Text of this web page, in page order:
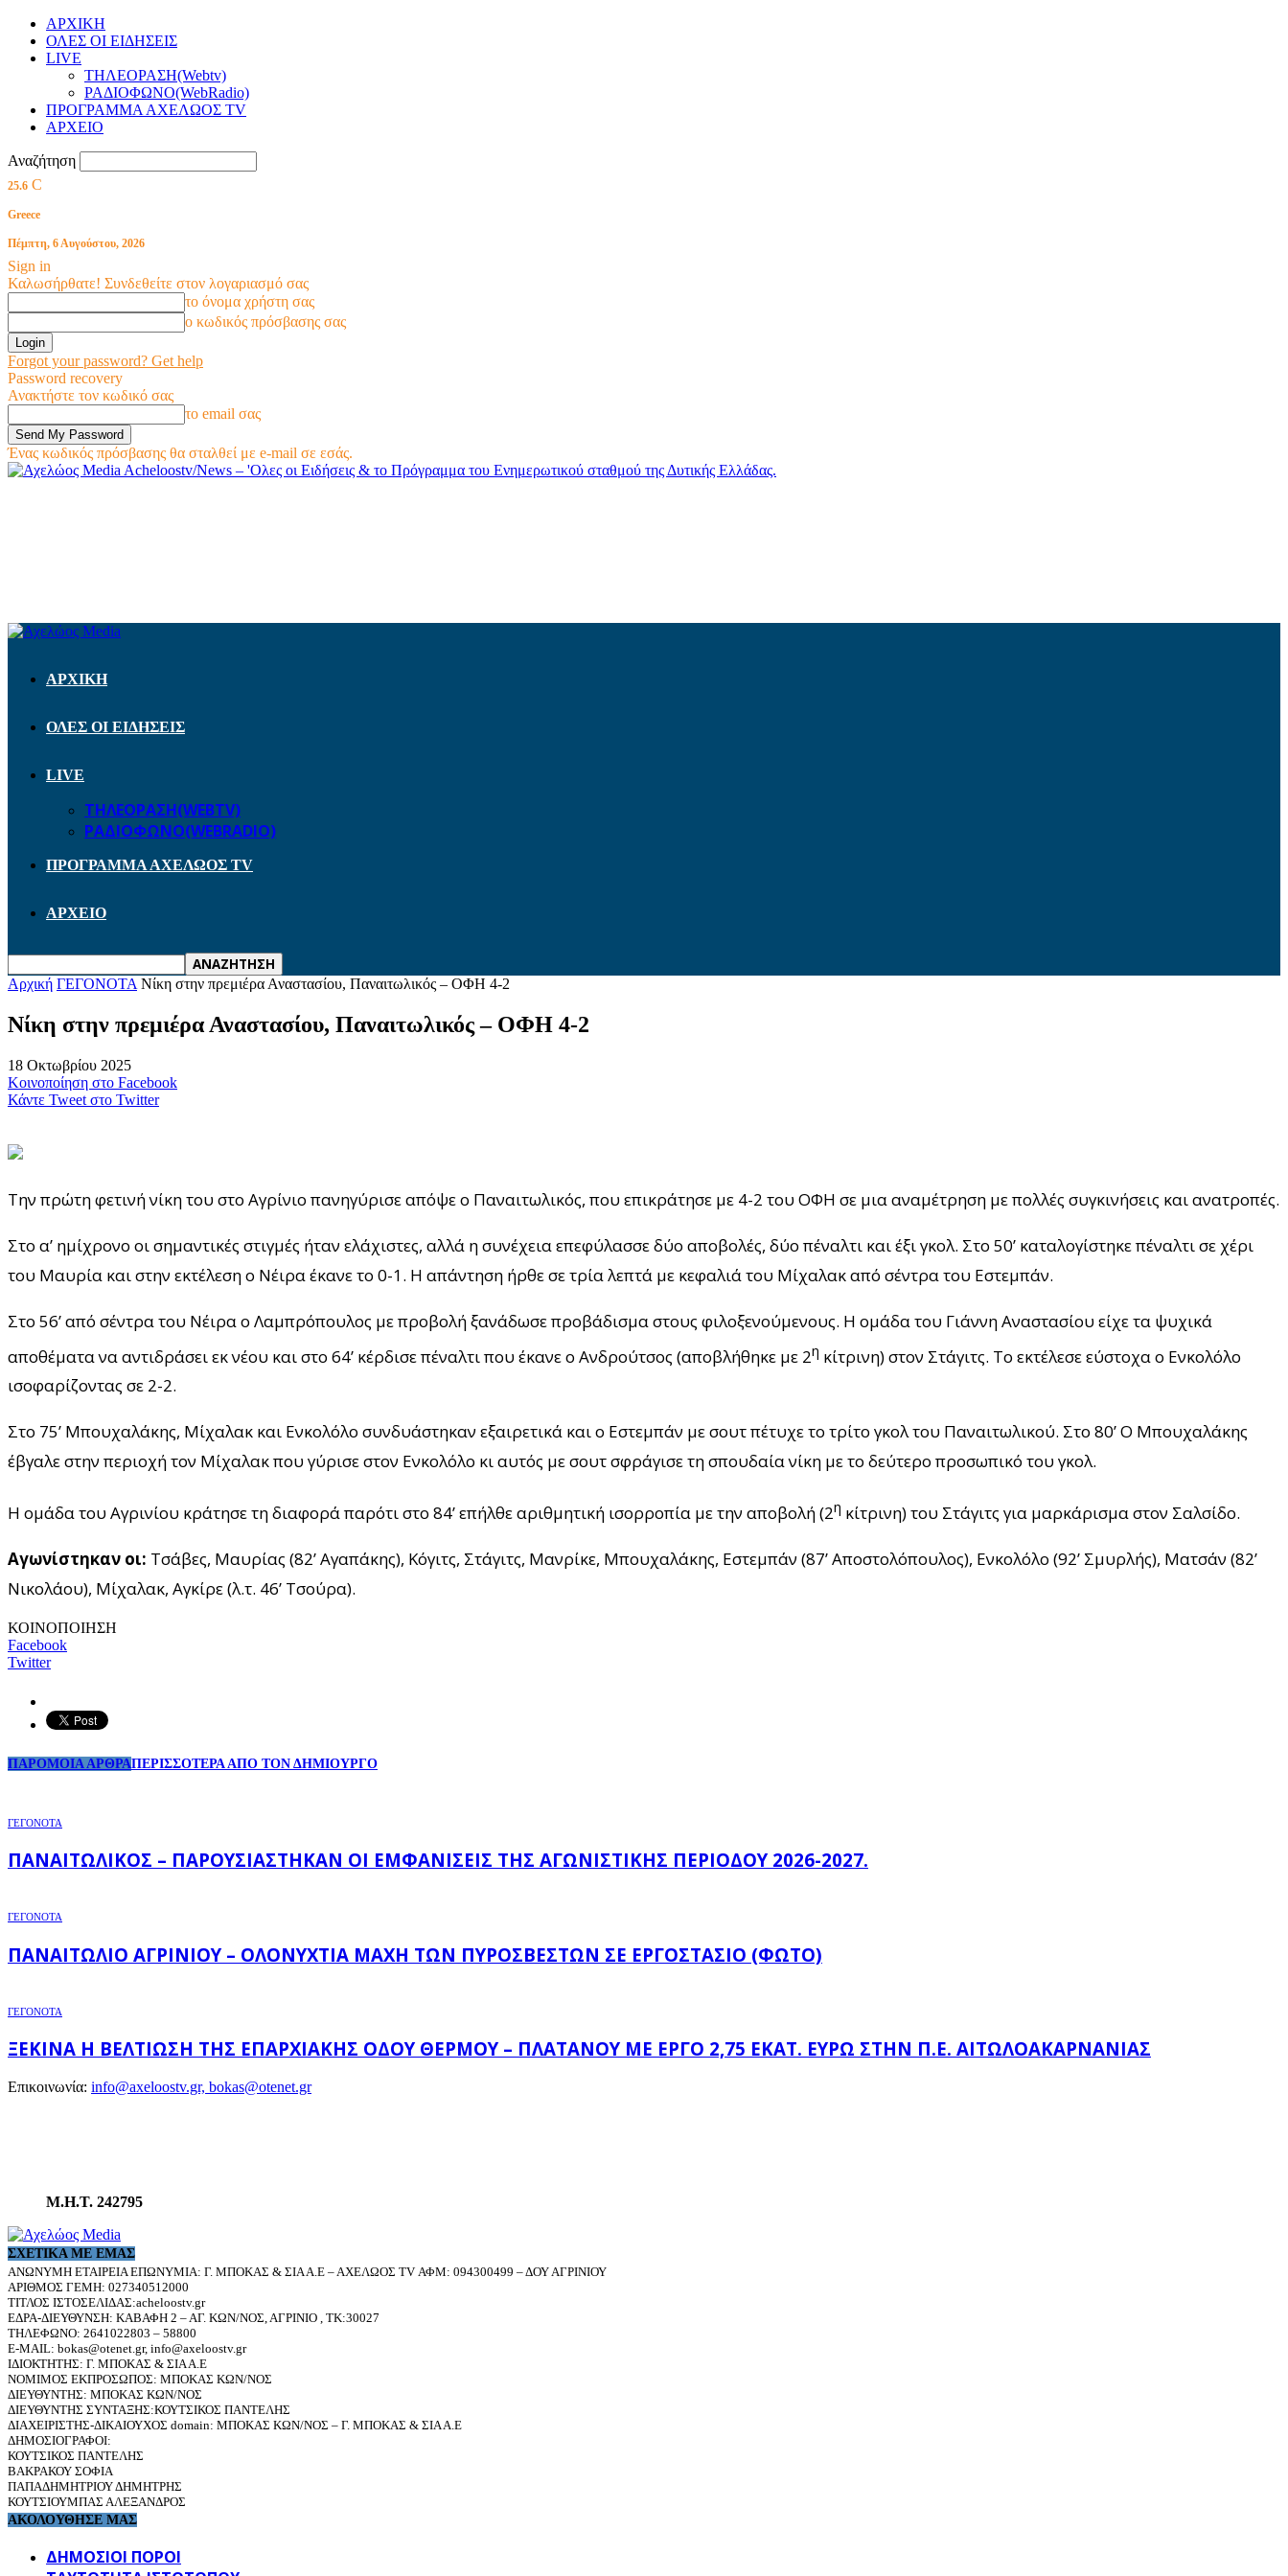
ΑΡΧΙΚΗ
ΟΛΕΣ ΟΙ ΕΙΔΗΣΕΙΣ
LIVE
ΤΗΛΕΟΡΑΣΗ(Webtv)
ΡΑΔΙΟΦΩΝΟ(WebRadio)
ΠΡΟΓΡΑΜΜΑ ΑΧΕΛΩΟΣ TV
ΑΡΧΕΙΟ
Αναζήτηση
25.6 C
Greece
Πέμπτη, 6 Αυγούστου, 2026
Sign in
Καλωσήρθατε! Συνδεθείτε στον λογαριασμό σας
το όνομα χρήστη σας
ο κωδικός πρόσβασης σας
Forgot your password? Get help
Password recovery
Ανακτήστε τον κωδικό σας
το email σας
Ένας κωδικός πρόσβασης θα σταλθεί με e-mail σε εσάς.
Acheloostv/News – 'Ολες οι Ειδήσεις & το Πρόγραμμα του Ενημερωτικού σταθμού της Δυτικής Ελλάδας.
ΑΡΧΙΚΗ
ΟΛΕΣ ΟΙ ΕΙΔΗΣΕΙΣ
LIVE
ΤΗΛΕΟΡΑΣΗ(WEBTV)
ΡΑΔΙΟΦΩΝΟ(WEBRADIO)
ΠΡΟΓΡΑΜΜΑ ΑΧΕΛΩΟΣ TV
ΑΡΧΕΙΟ
Αρχική ΓΕΓΟΝΟΤΑ Νίκη στην πρεμιέρα Αναστασίου, Παναιτωλικός – ΟΦΗ 4-2
Νίκη στην πρεμιέρα Αναστασίου, Παναιτωλικός – ΟΦΗ 4-2
18 Οκτωβρίου 2025
Κοινοποίηση στο Facebook
Κάντε Tweet στο Twitter
Την πρώτη φετινή νίκη του στο Αγρίνιο πανηγύρισε απόψε ο Παναιτωλικός, που επικράτησε με 4-2 του ΟΦΗ σε μια αναμέτρηση με πολλές συγκινήσεις και ανατροπές.
Στο α’ ημίχρονο οι σημαντικές στιγμές ήταν ελάχιστες, αλλά η συνέχεια επεφύλασσε δύο αποβολές, δύο πέναλτι και έξι γκολ. Στο 50’ καταλογίστηκε πέναλτι σε χέρι
του Μαυρία και στην εκτέλεση ο Νέιρα έκανε το 0-1. Η απάντηση ήρθε σε τρία λεπτά με κεφαλιά του Μίχαλακ από σέντρα του Εστεμπάν.
Στο 56’ από σέντρα του Νέιρα ο Λαμπρόπουλος με προβολή ξανάδωσε προβάδισμα στους φιλοξενούμενους. Η ομάδα του Γιάννη Αναστασίου είχε τα ψυχικά
αποθέματα να αντιδράσει εκ νέου και στο 64’ κέρδισε πέναλτι που έκανε ο Ανδρούτσος (αποβλήθηκε με 2η κίτρινη) στον Στάγιτς. Το εκτέλεσε εύστοχα ο Ενκολόλο
ισοφαρίζοντας σε 2-2.
Στο 75’ Μπουχαλάκης, Μίχαλακ και Ενκολόλο συνδυάστηκαν εξαιρετικά και ο Εστεμπάν με σουτ πέτυχε το τρίτο γκολ του Παναιτωλικού. Στο 80’ Ο Μπουχαλάκης
έβγαλε στην περιοχή τον Μίχαλακ που γύρισε στον Ενκολόλο κι αυτός με σουτ σφράγισε τη σπουδαία νίκη με το δεύτερο προσωπικό του γκολ.
Η ομάδα του Αγρινίου κράτησε τη διαφορά παρότι στο 84’ επήλθε αριθμητική ισορροπία με την αποβολή (2η κίτρινη) του Στάγιτς για μαρκάρισμα στον Σαλσίδο.
Αγωνίστηκαν οι: Τσάβες, Μαυρίας (82’ Αγαπάκης), Κόγιτς, Στάγιτς, Μανρίκε, Μπουχαλάκης, Εστεμπάν (87’ Αποστολόπουλος), Ενκολόλο (92’ Σμυρλής), Ματσάν (82’
Νικολάου), Μίχαλακ, Αγκίρε (λ.τ. 46’ Τσούρα).
ΚΟΙΝΟΠΟΙΗΣΗ
Facebook
Twitter
ΠΑΡΟΜΟΙΑ ΑΡΘΡΑΠΕΡΙΣΣΟΤΕΡΑ ΑΠΟ ΤΟΝ ΔΗΜΙΟΥΡΓΟ
ΓΕΓΟΝΟΤΑ
ΠΑΝΑΙΤΩΛΙΚΌΣ – ΠΑΡΟΥΣΙΆΣΤΗΚΑΝ ΟΙ ΕΜΦΑΝΊΣΕΙΣ ΤΗΣ ΑΓΩΝΙΣΤΙΚΉΣ ΠΕΡΙΌΔΟΥ 2026-2027.
ΓΕΓΟΝΟΤΑ
ΠΑΝΑΙΤΏΛΙΟ ΑΓΡΙΝΊΟΥ – ΟΛΟΝΎΧΤΙΑ ΜΆΧΗ ΤΩΝ ΠΥΡΟΣΒΕΣΤΏΝ ΣΕ ΕΡΓΟΣΤΆΣΙΟ (ΦΩΤΟ)
ΓΕΓΟΝΟΤΑ
ΞΕΚΙΝΆ Η ΒΕΛΤΊΩΣΗ ΤΗΣ ΕΠΑΡΧΙΑΚΉΣ ΟΔΟΎ ΘΈΡΜΟΥ – ΠΛΑΤΆΝΟΥ ΜΕ ΈΡΓΟ 2,75 ΕΚΑΤ. ΕΥΡΏ ΣΤΗΝ Π.Ε. ΑΙΤΩΛΟΑΚΑΡΝΑΝΊΑΣ
Επικοινωνία: info@axeloostv.gr, bokas@otenet.gr
Μ.Η.Τ. 242795
ΣΧΕΤΙΚΆ ΜΕ ΕΜΆΣ
ΑΝΩΝΥΜΗ ΕΤΑΙΡΕΙΑ ΕΠΩΝΥΜΙΑ: Γ. ΜΠΟΚΑΣ & ΣΙΑ Α.Ε – ΑΧΕΛΩΟΣ TV ΑΦΜ: 094300499 – ΔΟΥ ΑΓΡΙΝΙΟΥ
ΑΡΙΘΜΟΣ ΓΕΜΗ: 027340512000
ΤΙΤΛΟΣ ΙΣΤΟΣΕΛΙΔΑΣ:acheloostv.gr
ΕΔΡΑ-ΔΙΕΥΘΥΝΣΗ: ΚΑΒΑΦΗ 2 – ΑΓ. ΚΩΝ/ΝΟΣ, ΑΓΡΙΝΙΟ , ΤΚ:30027
ΤΗΛΕΦΩΝΟ: 2641022803 – 58800
E-MAIL: bokas@otenet.gr, info@axeloostv.gr
ΙΔΙΟΚΤΗΤΗΣ: Γ. ΜΠΟΚΑΣ & ΣΙΑ Α.Ε
ΝΟΜΙΜΟΣ ΕΚΠΡΟΣΩΠΟΣ: ΜΠΟΚΑΣ ΚΩΝ/ΝΟΣ
ΔΙΕΥΘΥΝΤΗΣ: ΜΠΟΚΑΣ ΚΩΝ/ΝΟΣ
ΔΙΕΥΘΥΝΤΗΣ ΣΥΝΤΑΞΗΣ:ΚΟΥΤΣΙΚΟΣ ΠΑΝΤΕΛΗΣ
ΔΙΑΧΕΙΡΙΣΤΗΣ-ΔΙΚΑΙΟΥΧΟΣ domain: ΜΠΟΚΑΣ ΚΩΝ/ΝΟΣ – Γ. ΜΠΟΚΑΣ & ΣΙΑ Α.Ε
ΔΗΜΟΣΙΟΓΡΑΦΟΙ:
ΚΟΥΤΣΙΚΟΣ ΠΑΝΤΕΛΗΣ
ΒΑΚΡΑΚΟΥ ΣΟΦΙΑ
ΠΑΠΑΔΗΜΗΤΡΙΟΥ ΔΗΜΗΤΡΗΣ
ΚΟΥΤΣΙΟΥΜΠΑΣ ΑΛΕΞΑΝΔΡΟΣ
ΑΚΟΛΟΥΘΗΣΕ ΜΑΣ
ΔΗΜΟΣΙΟΙ ΠΟΡΟΙ